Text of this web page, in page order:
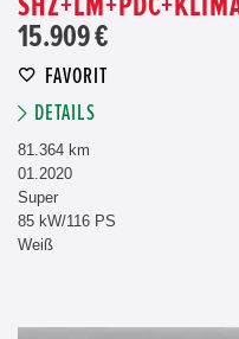
15.909 €
FAVORIT
DETAILS
81.364 km
01.2020
Super
85 kW/116 PS
Weiß